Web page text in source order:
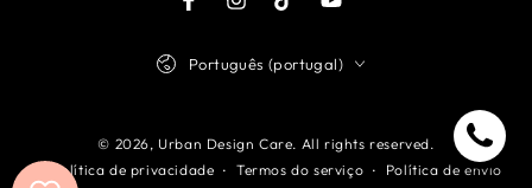
FacebookInstagramTikTokYoutube
© 2026, Urban Design Care. All rights reserved.
Política de privacidade
Termos do serviço Política de envio
Português (portugal)